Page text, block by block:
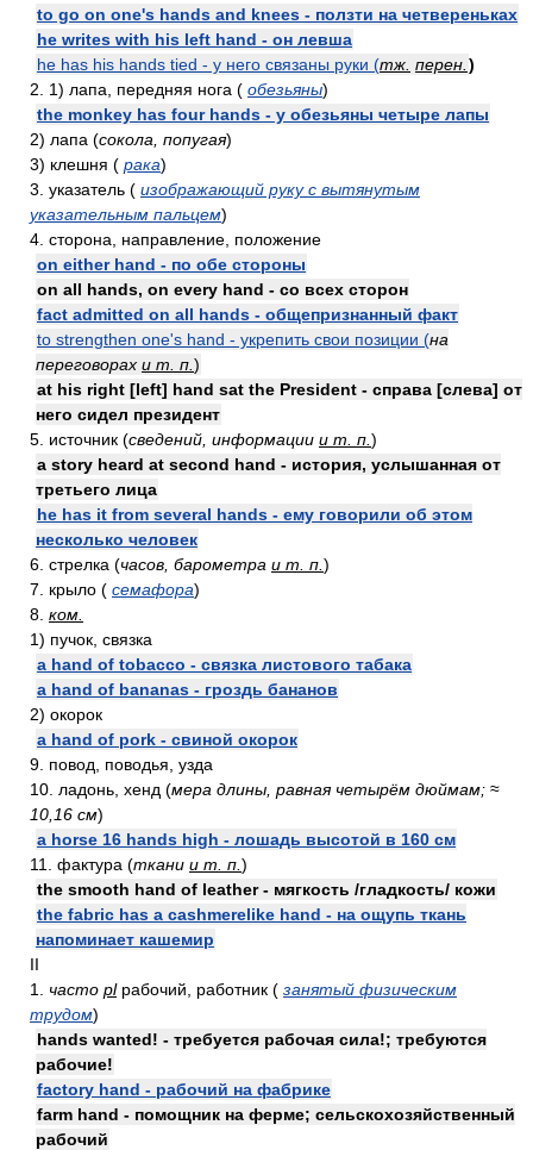
to go on one's hands and knees - ползти на четвереньках
he writes with his left hand - он левша
he has his hands tied - у него связаны руки (тж. перен. )
2. 1) лапа, передняя нога ( обезьяны)
the monkey has four hands - у обезьяны четыре лапы
2) лапа (сокола, попугая)
3) клешня ( рака)
3. указатель ( изображающий руку с вытянутым
указательным пальцем)
4. сторона, направление, положение
on either hand - по обе стороны
on all hands, on every hand - со всех сторон
fact admitted on all hands - общепризнанный факт
to strengthen one's hand - укрепить свои позиции (на
переговорах и т. п. )
at his right [left] hand sat the President - справа [слева] от
него сидел президент
5. источник (сведений, информации и т. п. )
a story heard at second hand - история, услышанная от
третьего лица
he has it from several hands - ему говорили об этом
несколько человек
6. стрелка (часов, барометра и т. п. )
7. крыло ( семафора)
8. ком.
1) пучок, связка
a hand of tobacco - связка листового табака
a hand of bananas - гроздь бананов
2) окорок
a hand of pork - свиной окорок
9. повод, поводья, узда
10. ладонь, хенд (мера длины, равная четырём дюймам; ≈
10,16 см)
a horse 16 hands high - лошадь высотой в 160 см
11. фактура (ткани и т. п. )
the smooth hand of leather - мягкость /гладкость/ кожи
the fabric has a cashmerelike hand - на ощупь ткань
напоминает кашемир
II
1. часто plрабочий, работник ( занятый физическим
трудом)
hands wanted! - требуется рабочая сила!; требуются
рабочие!
factory hand - рабочий на фабрике
farm hand - помощник на ферме; сельскохозяйственный
рабочий